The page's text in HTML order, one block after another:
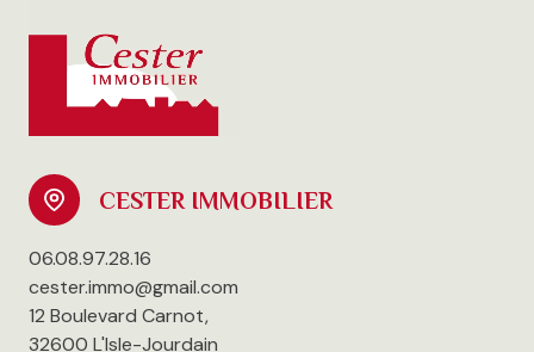
06.08.97.28.16
cester.immo@gmail.com
32600 L'Isle-Jourdain